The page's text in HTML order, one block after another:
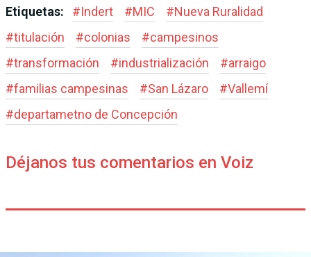
Etiquetas: #Indert #MIC #Nueva Ruralidad
#titulación #colonias #campesinos
#transformación #industrialización #arraigo
#familias campesinas #San Lázaro #Vallemí
#departametno de Concepción
Déjanos tus comentarios en Voiz